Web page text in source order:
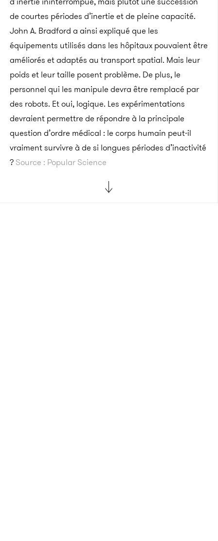
de courtes périodes d’inertie et de pleine capacité.
John A. Bradford a ainsi expliqué que les
équipements utilisés dans les hôpitaux pouvaient être
améliorés et adaptés au transport spatial. Mais leur
poids et leur taille posent problème. De plus, le
personnel qui les manipule devra être remplacé par
des robots. Et oui, logique. Les expérimentations
devraient permettre de répondre à la principale
question d’ordre médical : le corps humain peut-il
vraiment survivre à de si longues périodes d’inactivité
? Source : Popular Science